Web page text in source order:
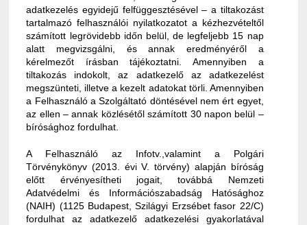
adatkezelés egyidejű felfüggesztésével – a tiltakozást
tartalmazó felhasználói nyilatkozatot a kézhezvételtől
számított legrövidebb időn belül, de legfeljebb 15 nap
alatt megvizsgálni, és annak eredményéről a
kérelmezőt írásban tájékoztatni. Amennyiben a
tiltakozás indokolt, az adatkezelő az adatkezelést
megszünteti, illetve a kezelt adatokat törli. Amennyiben
a Felhasználó a Szolgáltató döntésével nem ért egyet,
az ellen – annak közlésétől számított 30 napon belül –
bírósághoz fordulhat.
A Felhasználó az Infotv.,valamint a Polgári
Törvénykönyv (2013. évi V. törvény) alapján bíróság
előtt érvényesítheti jogait, továbbá Nemzeti
Adatvédelmi és Információszabadság Hatósághoz
(NAIH) (1125 Budapest, Szilágyi Erzsébet fasor 22/C)
fordulhat az adatkezelő adatkezelési gyakorlatával